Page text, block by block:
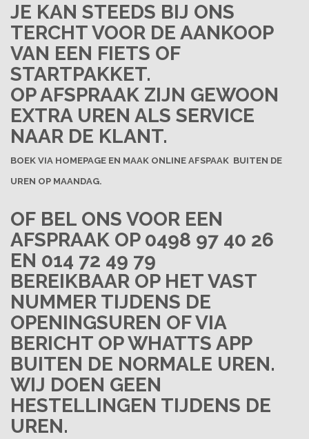
JE KAN STEEDS BIJ ONS
TERCHT VOOR DE AANKOOP
VAN EEN FIETS OF
STARTPAKKET.
OP AFSPRAAK ZIJN GEWOON
EXTRA UREN ALS SERVICE
NAAR DE KLANT.
BOEK VIA HOMEPAGE EN MAAK ONLINE AFSPAAK BUITEN DE
UREN OP MAANDAG.
OF BEL ONS VOOR EEN
AFSPRAAK OP 0498 97 40 26
EN 014 72 49 79
BEREIKBAAR OP HET VAST
NUMMER TIJDENS DE
OPENINGSUREN OF VIA
BERICHT OP WHATTS APP
BUITEN DE NORMALE UREN.
WIJ DOEN GEEN
HESTELLINGEN TIJDENS DE
UREN.